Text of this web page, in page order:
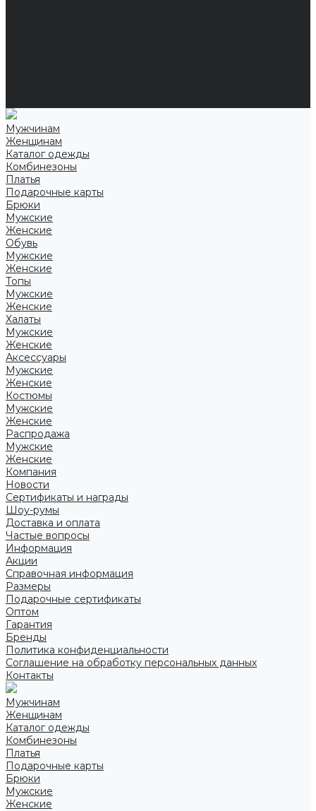
Мужчинам
Женщинам
Каталог одежды
Комбинезоны
Платья
Подарочные карты
Брюки
Мужские
Женские
Обувь
Мужские
Женские
Топы
Мужские
Женские
Халаты
Мужские
Женские
Аксессуары
Мужские
Женские
Костюмы
Мужские
Женские
Распродажа
Мужские
Женские
Компания
Новости
Сертификаты и награды
Шоу-румы
Доставка и оплата
Частые вопросы
Информация
Акции
Справочная информация
Размеры
Подарочные сертификаты
Оптом
Гарантия
Бренды
Политика конфиденциальности
Соглашение на обработку персональных данных
Контакты
Мужчинам
Женщинам
Каталог одежды
Комбинезоны
Платья
Подарочные карты
Брюки
Мужские
Женские